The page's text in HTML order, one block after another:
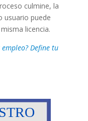
culmine, la
usuario puede
licencia.
Define tu